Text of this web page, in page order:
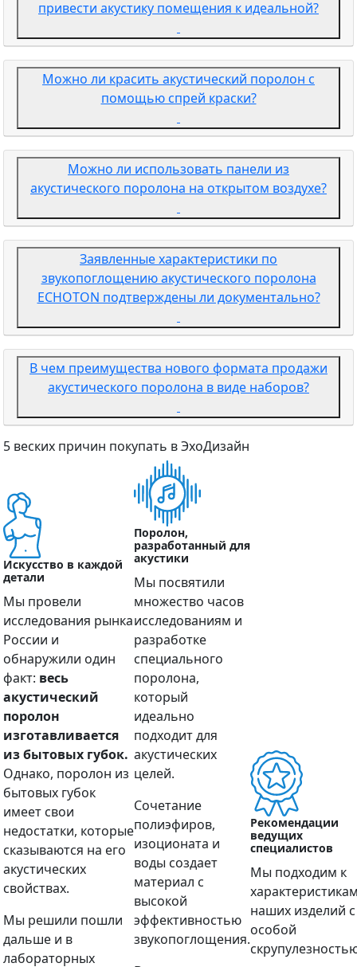
привести акустику помещения к идеальной?
Можно ли красить акустический поролон с
помощью спрей краски?
Можно ли использовать панели из
акустического поролона на открытом воздухе?
Заявленные характеристики по
звукопоглощению акустического поролона
ECHOTON подтверждены ли документально?
В чем преимущества нового формата продажи
акустического поролона в виде наборов?
5 веских причин покупать в ЭхоДизайн
Искусство в каждой
детали
Мы провели
исследования рынка
России и
обнаружили один
факт: весь
акустический
поролон
изготавливается
из бытовых губок.
Однако, поролон из
бытовых губок
имеет свои
недостатки, которые
сказываются на его
акустических
свойствах.
Мы решили пошли
дальше и в
лабораторных
Поролон,
разработанный для
акустики
Мы посвятили
множество часов
исследованиям и
разработке
специального
поролона,
который
идеально
подходит для
акустических
целей.
Сочетание
полиэфиров,
изоционата и
воды создает
материал с
высокой
эффективностью
звукопоглощения.
Рекомендации
ведущих
специалистов
Мы подходим к
наших изделий с
особой